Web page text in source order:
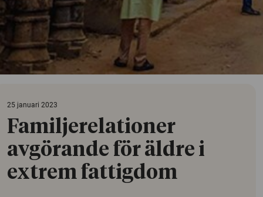
25 januari 2023
Familjerelationer
avgörande för äldre i
extrem fattigdom